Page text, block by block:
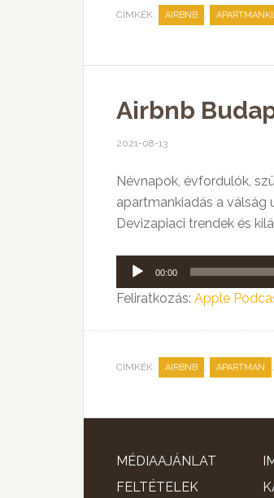
CÍMKÉK: AIRBNB ,
Airbnb
2021-08-13
Névnapok, évfordulók,
apartmankiadás a válság
Devizapiaci trendek és
Audió
lejátszó
00:00
Feliratkozás: Apple
CÍMKÉK: AIRBNB , APARTMAN ,
MÉDIAAJÁNLAT
FELTÉTELEK